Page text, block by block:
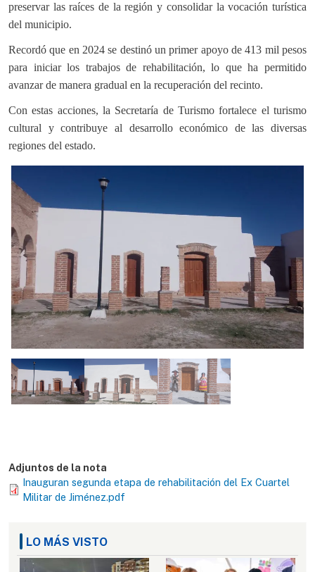
preservar las raíces de la región y consolidar la vocación turística
del municipio.
Recordó que en 2024 se destinó un primer apoyo de 413 mil pesos
para iniciar los trabajos de rehabilitación, lo que ha permitido
avanzar de manera gradual en la recuperación del recinto.
Con estas acciones, la Secretaría de Turismo fortalece el turismo
cultural y contribuye al desarrollo económico de las diversas
regiones del estado.
Adjuntos de la nota
Inauguran segunda etapa de rehabilitación del Ex Cuartel
Militar de Jiménez.pdf
LO MÁS VISTO